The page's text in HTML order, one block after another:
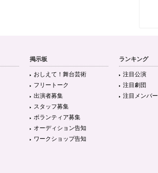
掲示板
おしえて！舞台芸術
フリートーク
出演者募集
スタッフ募集
ボランティア募集
オーディション告知
ワークショップ告知
ランキング
注目公演
注目劇団
注目メンバー